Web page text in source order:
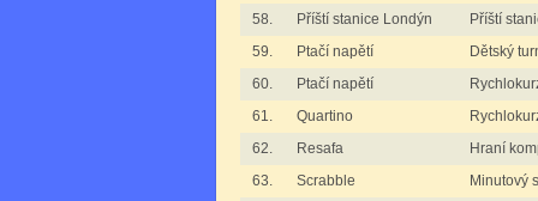
58.
Příští stanice Londýn
Příští
59.
Ptačí napětí
Dětský
60.
Ptačí napětí
61.
Quartino
62.
Resafa
Hraní
63.
Scrabble
Minutový